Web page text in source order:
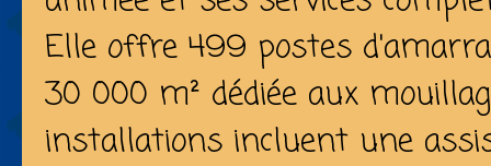
Elle offre 499 postes
30 000 m² dédiée aux
installations incluent une